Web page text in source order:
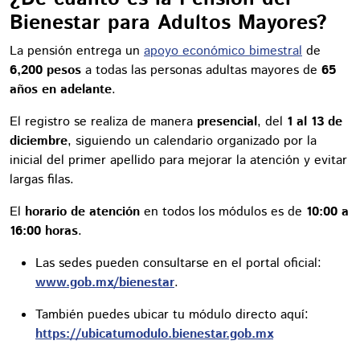
Bienestar para Adultos Mayores?
La pensión entrega un apoyo económico bimestral de
6,200 pesos a todas las personas adultas mayores de 65
años en adelante.
El registro se realiza de manera presencial, del 1 al 13 de
diciembre, siguiendo un calendario organizado por la
inicial del primer apellido para mejorar la atención y evitar
largas filas.
El horario de atención en todos los módulos es de 10:00 a
16:00 horas.
Las sedes pueden consultarse en el portal oficial:
www.gob.mx/bienestar.
También puedes ubicar tu módulo directo aquí:
https://ubicatumodulo.bienestar.gob.mx